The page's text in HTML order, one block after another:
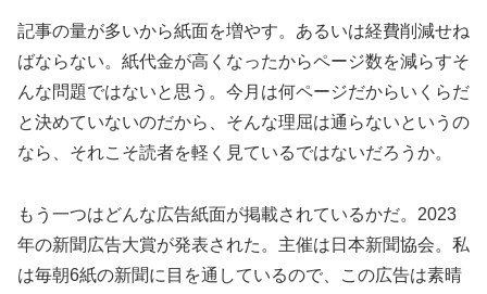
記事の量が多いから紙面を増やす。あるいは経費削減せね
ばならない。紙代金が高くなったからページ数を減らすそ
んな問題ではないと思う。今月は何ページだからいくらだ
と決めていないのだから、そんな理屈は通らないというの
なら、それこそ読者を軽く見ているではないだろうか。
もう一つはどんな広告紙面が掲載されているかだ。2023
年の新聞広告大賞が発表された。主催は日本新聞協会。私
は毎朝6紙の新聞に目を通しているので、この広告は素晴